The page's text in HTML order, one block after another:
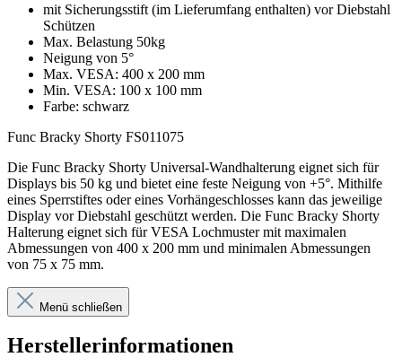
mit Sicherungsstift (im Lieferumfang enthalten) vor Diebstahl
Schützen
Max. Belastung 50kg
Neigung von 5°
Max. VESA: 400 x 200 mm
Min. VESA: 100 x 100 mm
Farbe: schwarz
Func Bracky Shorty FS011075
Die Func Bracky Shorty Universal-Wandhalterung eignet sich für
Displays bis 50 kg und bietet eine feste Neigung von +5°. Mithilfe
eines Sperrstiftes oder eines Vorhängeschlosses kann das jeweilige
Display vor Diebstahl geschützt werden. Die Func Bracky Shorty
Halterung eignet sich für VESA Lochmuster mit maximalen
Abmessungen von 400 x 200 mm und minimalen Abmessungen
von 75 x 75 mm.
Menü schließen
Herstellerinformationen